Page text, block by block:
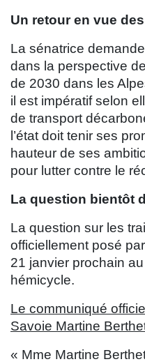
Un retour en vue
La sénatrice
dans la perspective
de 2030 dans les
il est impératif selon
de transport
l’état doit tenir ses
hauteur de ses
pour lutter contre le
La question bientôt
La question sur les
officiellement posé
21 janvier prochain
hémicycle.
Le communiqué
Savoie Martine
« Mme Martine